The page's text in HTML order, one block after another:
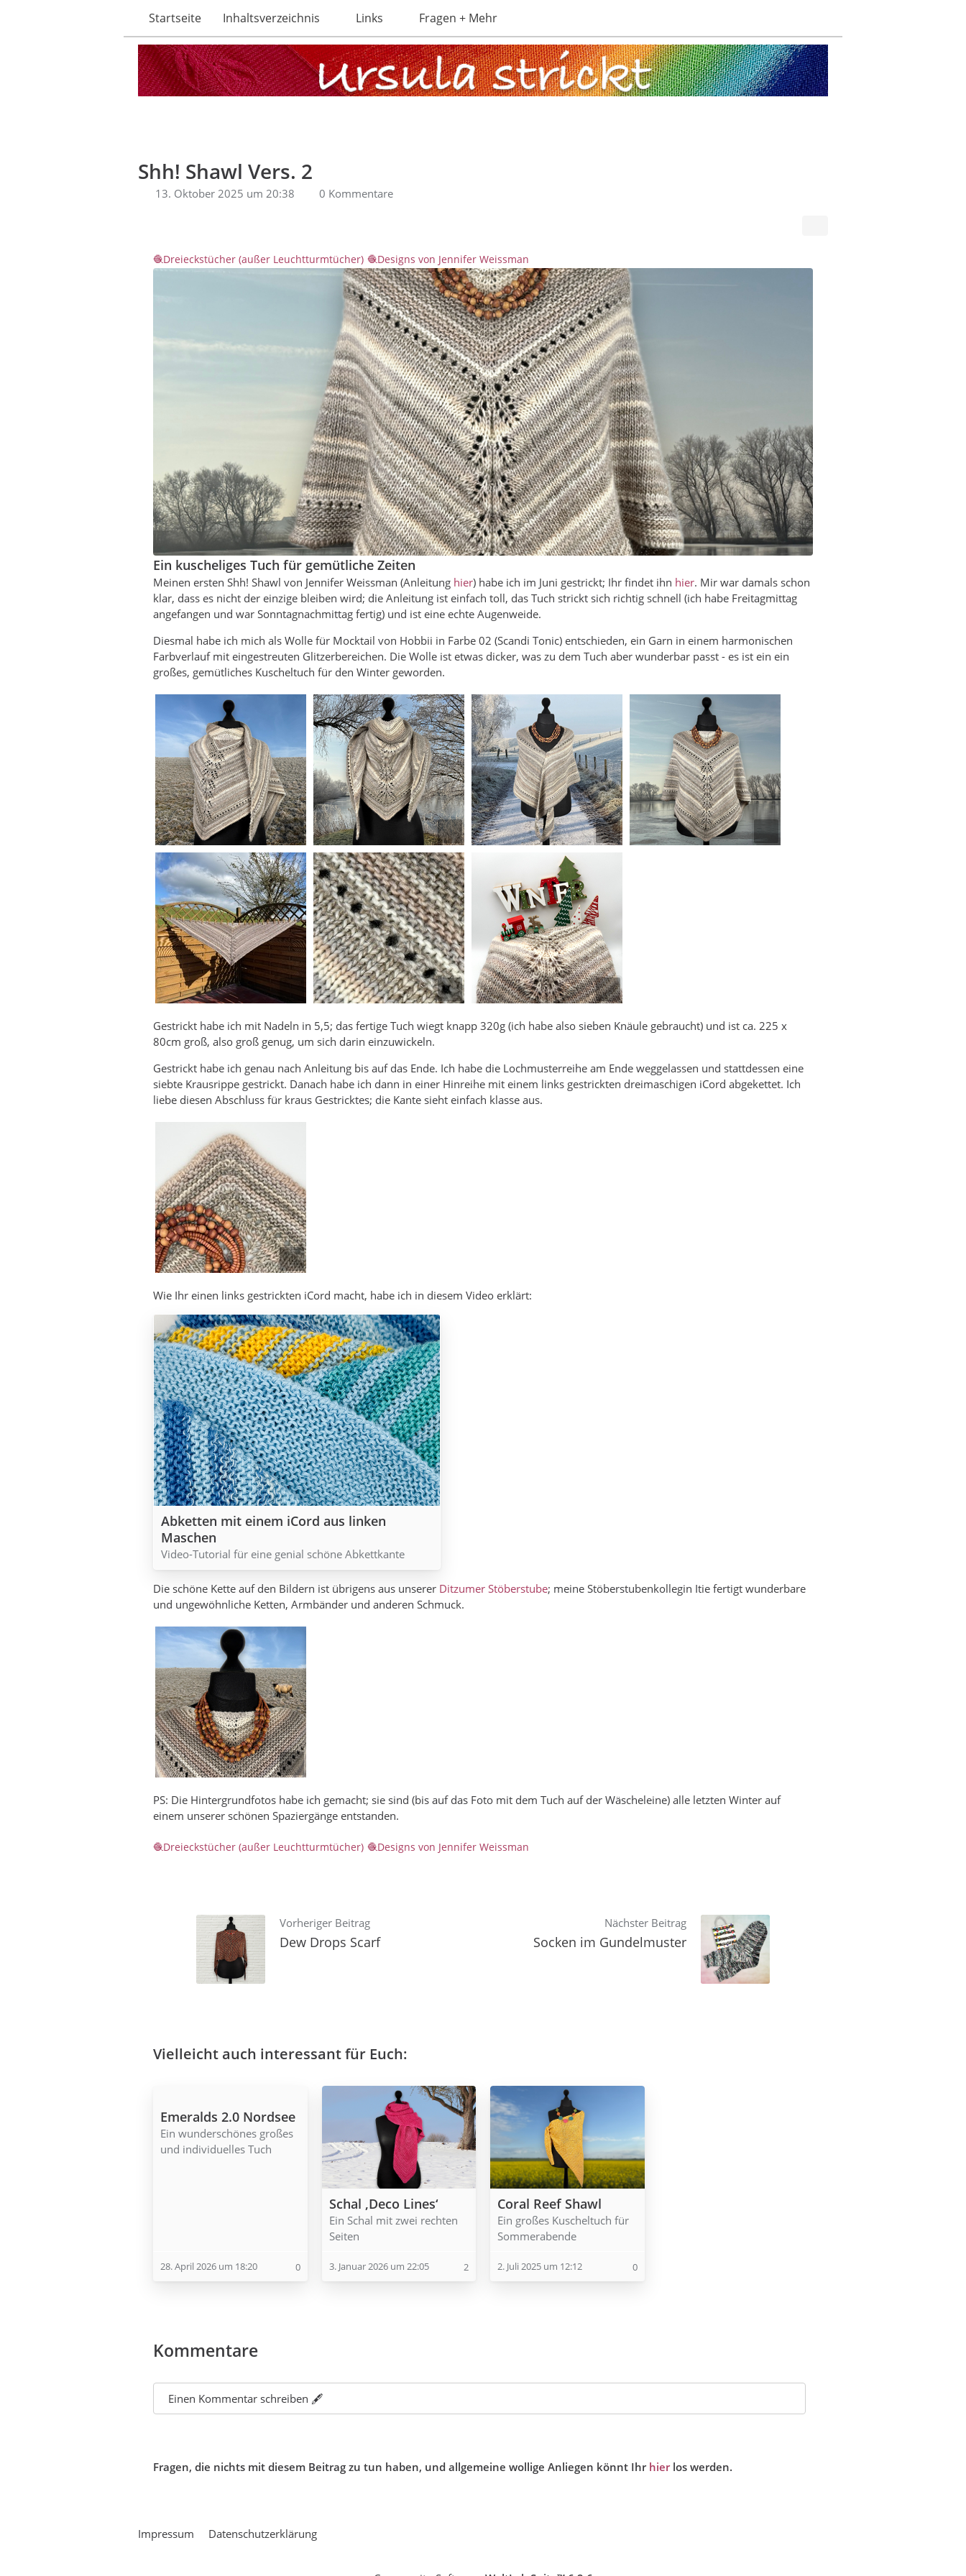
Startseite Inhaltsverzeichnis Links Fragen + Mehr
Shh! Shawl Vers. 2
13. Oktober 2025 um 20:38 0 Kommentare
Dreieckstücher (außer Leuchtturmtücher) Designs von Jennifer Weissman
Ein kuscheliges Tuch für gemütliche Zeiten
Meinen ersten Shh! Shawl von Jennifer Weissman (Anleitung hier) habe ich im Juni gestrickt; Ihr findet ihn hier. Mir war damals schon
klar, dass es nicht der einzige bleiben wird; die Anleitung ist einfach toll, das Tuch strickt sich richtig schnell (ich habe Freitagmittag
angefangen und war Sonntagnachmittag fertig) und ist eine echte Augenweide.
Diesmal habe ich mich als Wolle für Mocktail von Hobbii in Farbe 02 (Scandi Tonic) entschieden, ein Garn in einem harmonischen
Farbverlauf mit eingestreuten Glitzerbereichen. Die Wolle ist etwas dicker, was zu dem Tuch aber wunderbar passt - es ist ein ein
großes, gemütliches Kuscheltuch für den Winter geworden.
Gestrickt habe ich mit Nadeln in 5,5; das fertige Tuch wiegt knapp 320g (ich habe also sieben Knäule gebraucht) und ist ca. 225 x
80cm groß, also groß genug, um sich darin einzuwickeln.
Gestrickt habe ich genau nach Anleitung bis auf das Ende. Ich habe die Lochmusterreihe am Ende weggelassen und stattdessen eine
siebte Krausrippe gestrickt. Danach habe ich dann in einer Hinreihe mit einem links gestrickten dreimaschigen iCord abgekettet. Ich
liebe diesen Abschluss für kraus Gestricktes; die Kante sieht einfach klasse aus.
Wie Ihr einen links gestrickten iCord macht, habe ich in diesem Video erklärt:
Abketten mit einem iCord aus linken
Maschen
Video-Tutorial für eine genial schöne Abkettkante
Die schöne Kette auf den Bildern ist übrigens aus unserer Ditzumer Stöberstube; meine Stöberstubenkollegin Itie fertigt wunderbare
und ungewöhnliche Ketten, Armbänder und anderen Schmuck.
PS: Die Hintergrundfotos habe ich gemacht; sie sind (bis auf das Foto mit dem Tuch auf der Wäscheleine) alle letzten Winter auf
einem unserer schönen Spaziergänge entstanden.
Dreieckstücher (außer Leuchtturmtücher) Designs von Jennifer Weissman
Vorheriger Beitrag
Dew Drops Scarf
Nächster Beitrag
Socken im Gundelmuster
Vielleicht auch interessant für Euch:
Emeralds 2.0 Nordsee
Ein wunderschönes großes
und individuelles Tuch
28. April 2026 um 18:20 0
Schal ‚Deco Lines‘
Ein Schal mit zwei rechten
Seiten
3. Januar 2026 um 22:05 2
Coral Reef Shawl
Ein großes Kuscheltuch für
Sommerabende
2. Juli 2025 um 12:12 0
Kommentare
Einen Kommentar schreiben 🖋️
Fragen, die nichts mit diesem Beitrag zu tun haben, und allgemeine wollige Anliegen könnt Ihr hierlos werden.
Impressum Datenschutzerklärung